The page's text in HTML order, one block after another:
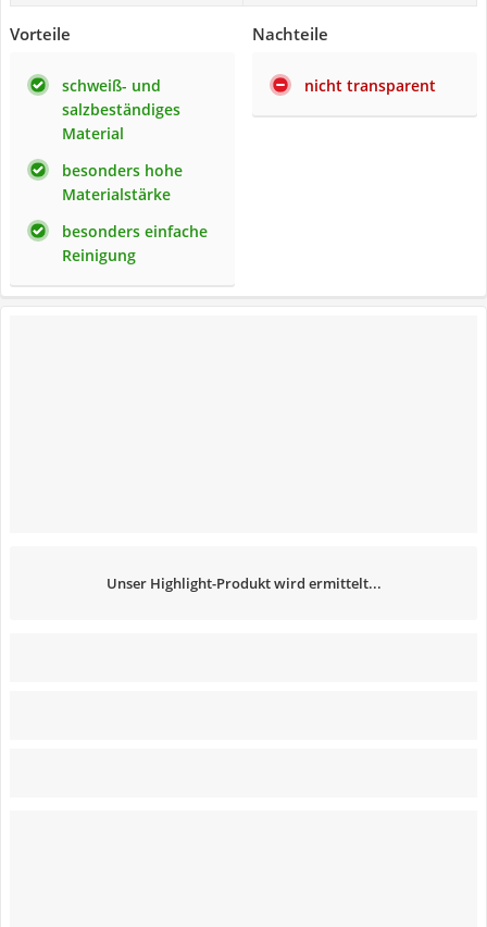
Vorteile
schweiß- und
salzbeständiges
Material
besonders hohe
Materialstärke
besonders einfache
Reinigung
Nachteile
nicht transparent
Unser Highlight-Produkt wird ermittelt...